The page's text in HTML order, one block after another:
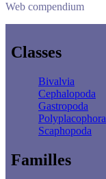
Web compendium
Classes
Bivalvia
Cephalopoda
Gastropoda
Polyplacophora
Scaphopoda
Familles